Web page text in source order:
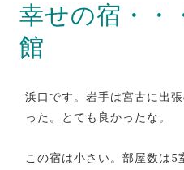
幸せの宿・・
館
浜口です。岩手は宮古に出
った。とても良かったな。
この宿は小さい。部屋数は5